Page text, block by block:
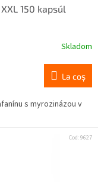
150 kapsúl
Skladom
La coş
s myrozinázou v
Cod:9627